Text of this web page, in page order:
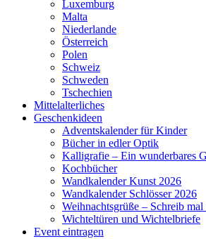
Luxemburg
Malta
Niederlande
Österreich
Polen
Schweiz
Schweden
Tschechien
Mittelalterliches
Geschenkideen
Adventskalender für Kinder
Bücher in edler Optik
Kalligrafie – Ein wunderbares
Kochbücher
Wandkalender Kunst 2026
Wandkalender Schlösser 2026
Weihnachtsgrüße – Schreib
Wichteltüren und Wichtelbriefe
Event eintragen